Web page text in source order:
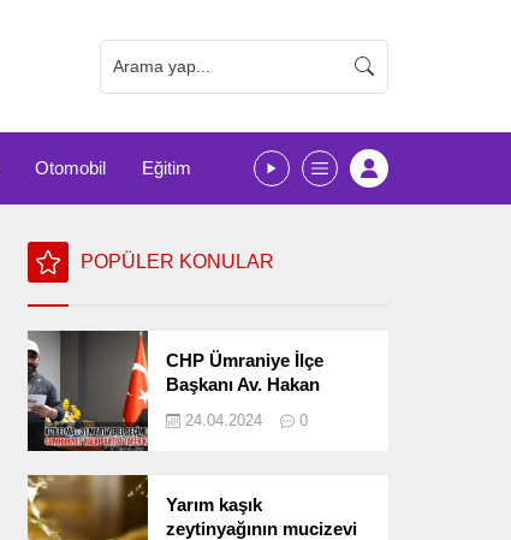
Otomobil Eğitim
POPÜLER KONULAR
CHP Ümraniye İlçe
Başkanı Av. Hakan
Seçimlerini
24.04.2024 0
Yarım kaşık
zeytinyağının mucizevi